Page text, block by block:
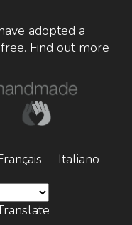
adopted a
Find out more
- Italiano